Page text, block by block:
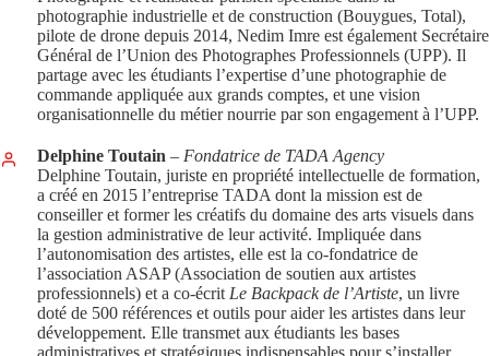
photographie industrielle et de construction (Bouygues, Total),
pilote de drone depuis 2014, Nedim Imre est également Secrétaire
Général de l’Union des Photographes Professionnels (UPP). Il
partage avec les étudiants l’expertise d’une photographie de
commande appliquée aux grands comptes, et une vision
organisationnelle du métier nourrie par son engagement à l’UPP.
Delphine Toutain – Fondatrice de TADA Agency
Delphine Toutain, juriste en propriété intellectuelle de formation,
a créé en 2015 l’entreprise TADA dont la mission est de
conseiller et former les créatifs du domaine des arts visuels dans
la gestion administrative de leur activité. Impliquée dans
l’autonomisation des artistes, elle est la co-fondatrice de
l’association ASAP (Association de soutien aux artistes
professionnels) et a co-écrit Le Backpack de l’Artiste, un livre
doté de 500 références et outils pour aider les artistes dans leur
développement. Elle transmet aux étudiants les bases
administratives et stratégiques indispensables pour s’installer